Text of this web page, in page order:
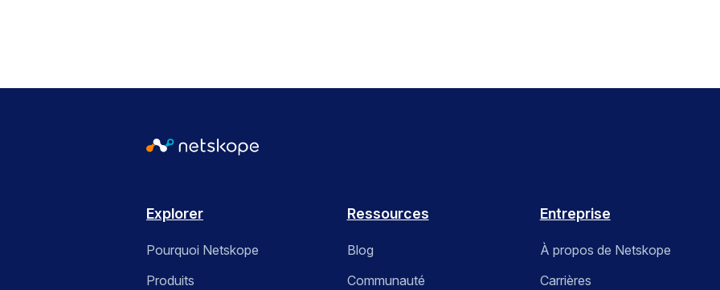
Explorer
Pourquoi Netskope
Produits
Ressources
Blog
Communauté
Entreprise
À propos de Netskope
Carrières